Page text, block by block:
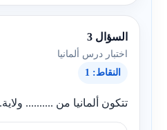
السؤال 3
اختبار درس ألمانيا
النقاط: 1
تتكون ألمانيا من .......... ولاية.